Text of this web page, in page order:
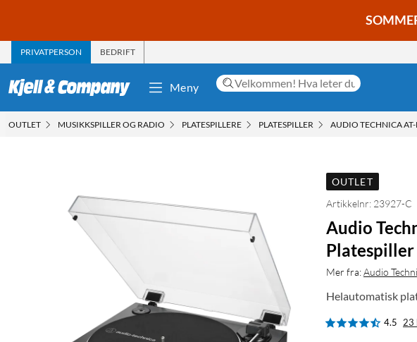
PRIVATPERSON BEDRIFT
Meny
OUTLET MUSIKKSPILLER OG RADIO PLATESPILLERE PLATESPILLER AUDIO TECHNICA AT-
OUTLET
Artikkelnr: 23927-C
Audio
Platespiller
Mer fra:Audio
Helautomatisk
4.5 23